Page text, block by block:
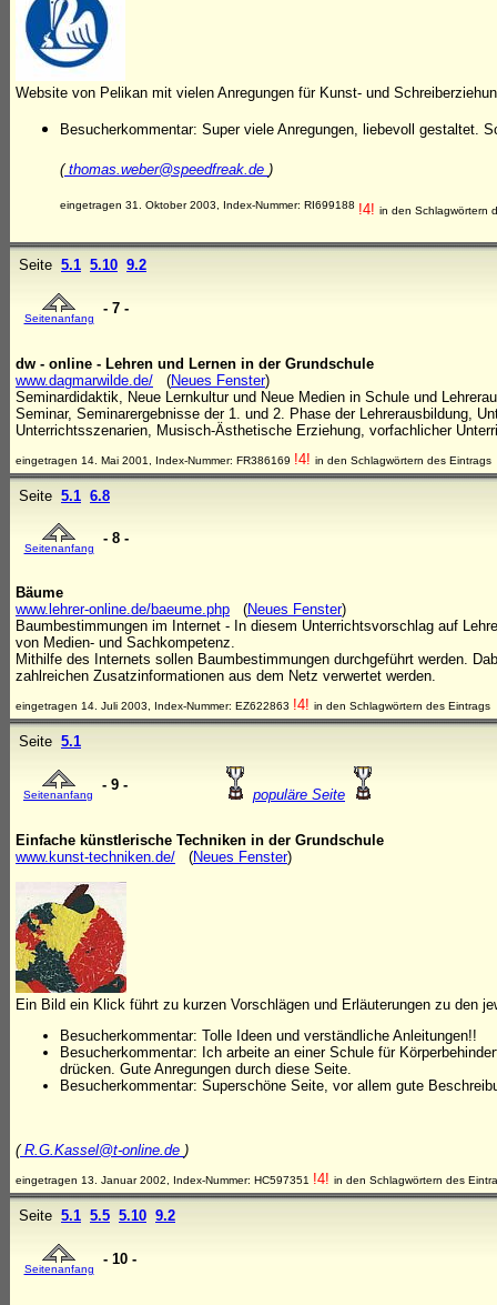
Website von Pelikan mit vielen Anregungen für Kunst- und
Besucherkommentar: Super viele Anregungen, liebevoll gestaltet.
(thomas.weber@speedfreak.de )
eingetragen 31. Oktober 2003, Index-Nummer: RI699188 !4! in den Schlagwörtern
Seite 5.1 5.10 9.2
Seitenanfang
- 7 -
dw - online - Lehren und Lernen in der Grundschule
www.dagmarwilde.de/ (Neues Fenster)
Seminardidaktik, Neue Lernkultur und Neue Medien in Schule und
Seminar, Seminarergebnisse der 1. und 2. Phase der Lehrerausbildung,
Unterrichtsszenarien, Musisch-Ästhetische Erziehung, vorfachlicher
eingetragen 14. Mai 2001, Index-Nummer: FR386169 !4! in den Schlagwörtern des Eintrags
Seite 5.1 6.8
Seitenanfang
- 8 -
Bäume
www.lehrer-online.de/baeume.php (Neues Fenster)
Baumbestimmungen im Internet - In diesem Unterrichtsvorschlag auf
von Medien- und Sachkompetenz.
Mithilfe des Internets sollen Baumbestimmungen durchgeführt werden.
zahlreichen Zusatzinformationen aus dem Netz verwertet werden.
eingetragen 14. Juli 2003, Index-Nummer: EZ622863 !4! in den Schlagwörtern des Eintrags
Seite 5.1
Seitenanfang
- 9 -
populäre Seite
Einfache künstlerische Techniken in der Grundschule
www.kunst-techniken.de/ (Neues Fenster)
Ein Bild ein Klick führt zu kurzen Vorschlägen und Erläuterungen zu den
Besucherkommentar: Tolle Ideen und verständliche Anleitungen!!
Besucherkommentar: Ich arbeite an einer Schule für
drücken. Gute Anregungen durch diese Seite.
Besucherkommentar: Superschöne Seite, vor allem gute
(R.G.Kassel@t-online.de )
eingetragen 13. Januar 2002, Index-Nummer: HC597351 !4! in den Schlagwörtern des
Seite 5.1 5.5 5.10 9.2
Seitenanfang
- 10 -